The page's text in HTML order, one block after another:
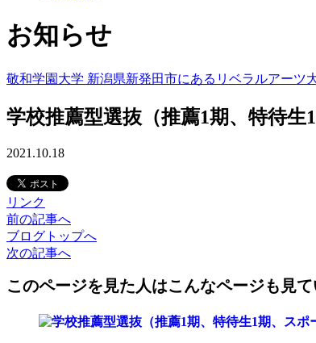
お知らせ
敬和学園大学 新潟県新発田市にあるリベラルアーツ
学校推薦型選抜（推薦1期、特待
2021.10.18
リンク
前の記事へ
ブログ トップへ
次の記事へ
このページを見た人はこんなページも見